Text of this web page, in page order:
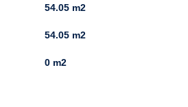
54.05 m2
54.05 m2
0 m2